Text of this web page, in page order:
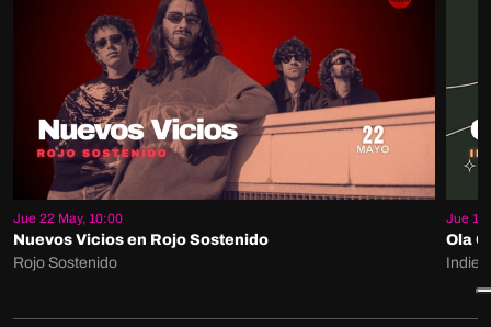
Jue 22 May, 10:00
Nuevos Vicios en Rojo Sostenido
Rojo Sostenido
Jue 15
Ola
Indie